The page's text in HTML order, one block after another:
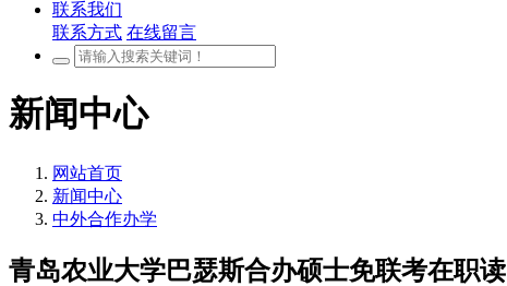
联系我们
联系方式 在线留言
新闻中心
网站首页
新闻中心
中外合作办学
青岛农业大学巴瑟斯合办硕士免联考在职读